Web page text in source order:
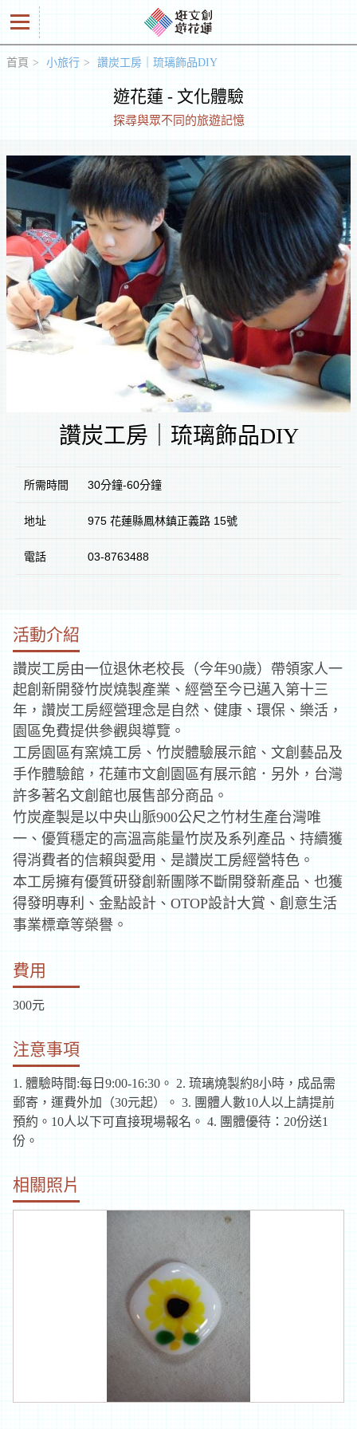
品
意
人
工
作
遊
蓮 文
化
體
驗
逛
市
集
補
助
資
首頁 小旅行 讚炭工房｜琉璃飾品DIY
遊花蓮 - 文化體驗
探尋與眾不同的旅遊記憶
讚炭工房｜琉璃飾品DIY
所需時間 30分鐘-60分鐘
地址 975 花蓮縣鳳林鎮正義路 15號
電話 03-8763488
活動介紹
讚炭工房由一位退休老校長（今年90歲）帶領家人一
起創新開發竹炭燒製產業、經營至今已邁入第十三
年，讚炭工房經營理念是自然、健康、環保、樂活，
園區免費提供參觀與導覽。
工房園區有窯燒工房、竹炭體驗展示館、文創藝品及
手作體驗館，花蓮市文創園區有展示館．另外，台灣
許多著名文創館也展售部分商品。
竹炭產製是以中央山脈900公尺之竹材生產台灣唯
一、優質穩定的高溫高能量竹炭及系列產品、持續獲
得消費者的信賴與愛用、是讚炭工房經營特色。
本工房擁有優質研發創新團隊不斷開發新產品、也獲
得發明專利、金點設計、OTOP設計大賞、創意生活
事業標章等榮譽。
費用
300元
注意事項
1. 體驗時間:每日9:00-16:30。 2. 琉璃燒製約8小時，成品需
郵寄，運費外加（30元起）。 3. 團體人數10人以上請提前
預約。10人以下可直接現場報名。 4. 團體優待：20份送1
份。
相關照片